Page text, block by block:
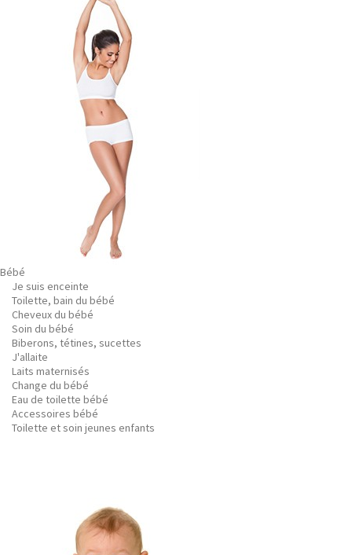
Bébé
Je suis enceinte
Toilette, bain du bébé
Cheveux du bébé
Soin du bébé
Biberons, tétines, sucettes
J'allaite
Laits maternisés
Change du bébé
Eau de toilette bébé
Accessoires bébé
Toilette et soin jeunes enfants